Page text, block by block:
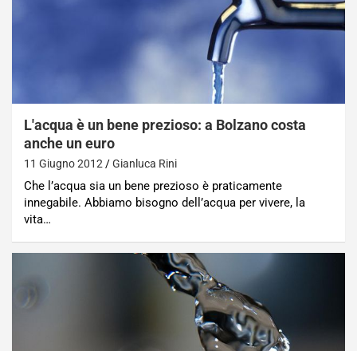
L'acqua è un bene prezioso: a Bolzano costa
anche un euro
11 Giugno 2012 Gianluca Rini
Che l’acqua sia un bene prezioso è praticamente
innegabile. Abbiamo bisogno dell’acqua per vivere, la
vita…